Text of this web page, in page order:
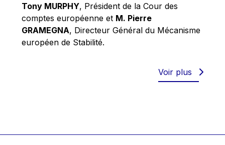
Robert REYNDERS
Robert WEIDES
Rolf Tarrach
Vassilios Skouris
Tony MURPHY, Président de la Cour des
comptes européenne et M. Pierre
GRAMEGNA, Directeur Général du Mécanisme
européen de Stabilité.
Voir plus